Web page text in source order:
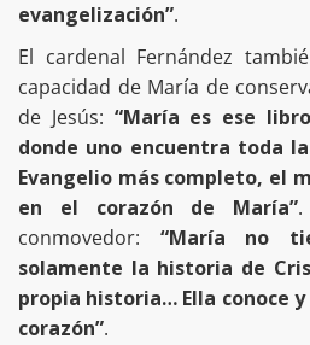
evangelización”.
El cardenal Fernández
capacidad de María de
de Jesús: “María es ese
donde uno encuentra toda
Evangelio más completo, el
en el corazón de María”
conmovedor: “María no
solamente la historia de
propia historia… Ella conoce
corazón”.